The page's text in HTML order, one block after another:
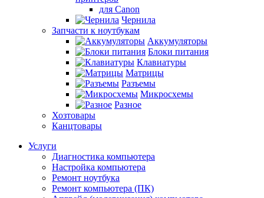
для Canon
Чернила
Запчасти к ноутбукам
Аккумуляторы
Блоки питания
Клавиатуры
Матрицы
Разъемы
Микросхемы
Разное
Хозтовары
Канцтовары
Услуги
Диагностика компьютера
Настройка компьютера
Ремонт ноутбука
Ремонт компьютера (ПК)